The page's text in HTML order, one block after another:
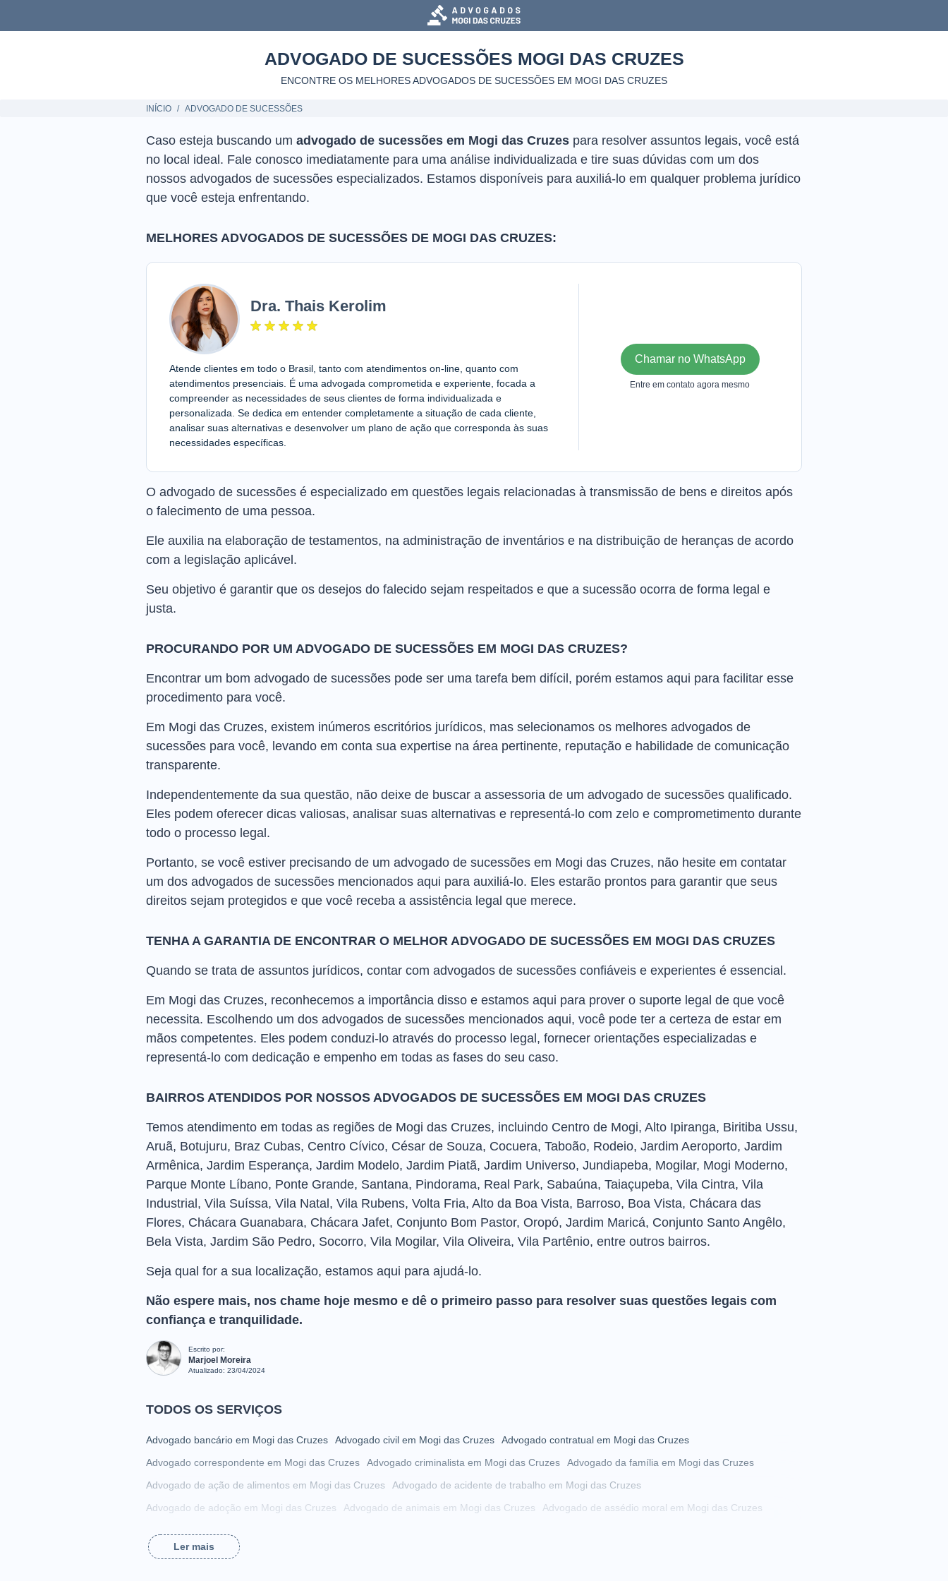
ADVOGADO DE SUCESSÕES MOGI DAS CRUZES
ENCONTRE OS MELHORES ADVOGADOS DE SUCESSÕES EM MOGI DAS CRUZES
INÍCIO ADVOGADO DE SUCESSÕES
Caso esteja buscando um advogado de sucessões em Mogi das Cruzes para resolver assuntos legais, você está
no local ideal. Fale conosco imediatamente para uma análise individualizada e tire suas dúvidas com um dos
nossos advogados de sucessões especializados. Estamos disponíveis para auxiliá-lo em qualquer problema jurídico
que você esteja enfrentando.
MELHORES ADVOGADOS DE SUCESSÕES DE MOGI DAS CRUZES:
Dra. Thais Kerolim
Atende clientes em todo o Brasil, tanto com atendimentos on-line, quanto com
atendimentos presenciais. É uma advogada comprometida e experiente, focada a
compreender as necessidades de seus clientes de forma individualizada e
personalizada. Se dedica em entender completamente a situação de cada cliente,
analisar suas alternativas e desenvolver um plano de ação que corresponda às suas
necessidades específicas.
Chamar no WhatsApp
Entre em contato agora mesmo
O advogado de sucessões é especializado em questões legais relacionadas à transmissão de bens e direitos após
o falecimento de uma pessoa.
Ele auxilia na elaboração de testamentos, na administração de inventários e na distribuição de heranças de acordo
com a legislação aplicável.
Seu objetivo é garantir que os desejos do falecido sejam respeitados e que a sucessão ocorra de forma legal e
justa.
PROCURANDO POR UM ADVOGADO DE SUCESSÕES EM MOGI DAS CRUZES?
Encontrar um bom advogado de sucessões pode ser uma tarefa bem difícil, porém estamos aqui para facilitar esse
procedimento para você.
Em Mogi das Cruzes, existem inúmeros escritórios jurídicos, mas selecionamos os melhores advogados de
sucessões para você, levando em conta sua expertise na área pertinente, reputação e habilidade de comunicação
transparente.
Independentemente da sua questão, não deixe de buscar a assessoria de um advogado de sucessões qualificado.
Eles podem oferecer dicas valiosas, analisar suas alternativas e representá-lo com zelo e comprometimento durante
todo o processo legal.
Portanto, se você estiver precisando de um advogado de sucessões em Mogi das Cruzes, não hesite em contatar
um dos advogados de sucessões mencionados aqui para auxiliá-lo. Eles estarão prontos para garantir que seus
direitos sejam protegidos e que você receba a assistência legal que merece.
TENHA A GARANTIA DE ENCONTRAR O MELHOR ADVOGADO DE SUCESSÕES EM MOGI DAS CRUZES
Quando se trata de assuntos jurídicos, contar com advogados de sucessões confiáveis e experientes é essencial.
Em Mogi das Cruzes, reconhecemos a importância disso e estamos aqui para prover o suporte legal de que você
necessita. Escolhendo um dos advogados de sucessões mencionados aqui, você pode ter a certeza de estar em
mãos competentes. Eles podem conduzi-lo através do processo legal, fornecer orientações especializadas e
representá-lo com dedicação e empenho em todas as fases do seu caso.
BAIRROS ATENDIDOS POR NOSSOS ADVOGADOS DE SUCESSÕES EM MOGI DAS CRUZES
Temos atendimento em todas as regiões de Mogi das Cruzes, incluindo Centro de Mogi, Alto Ipiranga, Biritiba Ussu,
Aruã, Botujuru, Braz Cubas, Centro Cívico, César de Souza, Cocuera, Taboão, Rodeio, Jardim Aeroporto, Jardim
Armênica, Jardim Esperança, Jardim Modelo, Jardim Piatã, Jardim Universo, Jundiapeba, Mogilar, Mogi Moderno,
Parque Monte Líbano, Ponte Grande, Santana, Pindorama, Real Park, Sabaúna, Taiaçupeba, Vila Cintra, Vila
Industrial, Vila Suíssa, Vila Natal, Vila Rubens, Volta Fria, Alto da Boa Vista, Barroso, Boa Vista, Chácara das
Flores, Chácara Guanabara, Chácara Jafet, Conjunto Bom Pastor, Oropó, Jardim Maricá, Conjunto Santo Angêlo,
Bela Vista, Jardim São Pedro, Socorro, Vila Mogilar, Vila Oliveira, Vila Partênio, entre outros bairros.
Seja qual for a sua localização, estamos aqui para ajudá-lo.
Não espere mais, nos chame hoje mesmo e dê o primeiro passo para resolver suas questões legais com
confiança e tranquilidade.
Escrito por:
Marjoel Moreira
Atualizado: 23/04/2024
TODOS OS SERVIÇOS
Advogado bancário em Mogi das Cruzes Advogado civil em Mogi das Cruzes
Advogado contratual em Mogi das Cruzes
Advogado correspondente em Mogi das Cruzes
Advogado criminalista em Mogi das Cruzes
Advogado da família em Mogi das Cruzes
Advogado de ação de alimentos em Mogi das Cruzes
Advogado de acidente de trabalho em Mogi das Cruzes
Advogado de adoção em Mogi das Cruzes
Advogado de animais em Mogi das Cruzes
Advogado de assédio moral em Mogi das Cruzes
Advogado de busca e apreensão em Mogi das Cruzes
Ler mais